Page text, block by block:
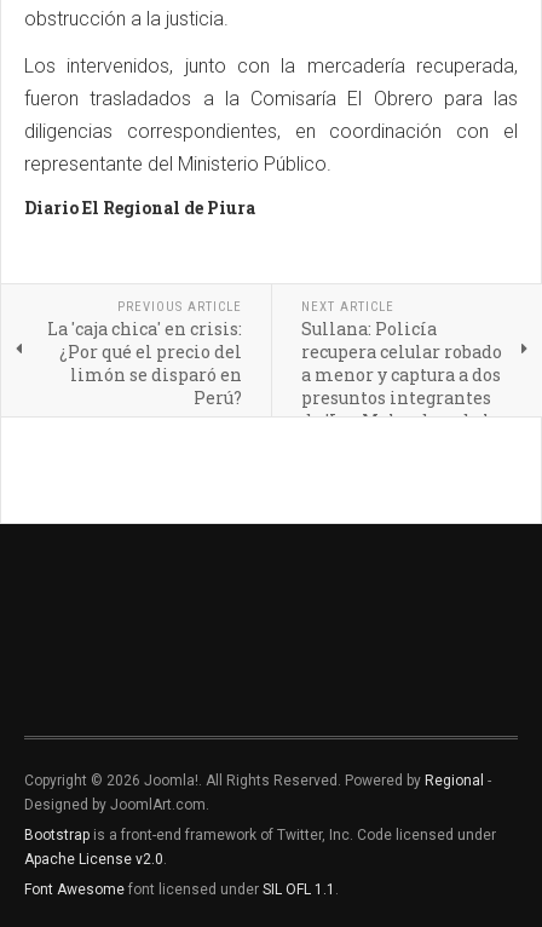
obstrucción a la justicia.
Los intervenidos, junto con la mercadería recuperada,
fueron trasladados a la Comisaría El Obrero para las
diligencias correspondientes, en coordinación con el
representante del Ministerio Público.
Diario El Regional de Piura
PREVIOUS ARTICLE
La 'caja chica' en crisis:
¿Por qué el precio del
limón se disparó en
Perú?
NEXT ARTICLE
Sullana: Policía
recupera celular robado
a menor y captura a dos
presuntos integrantes
de 'Los Malandros de la
Copyright © 2026 Joomla!. All Rights Reserved. Powered by Regional -
Designed by JoomlArt.com.
Bootstrap is a front-end framework of Twitter, Inc. Code licensed under
Apache License v2.0.
Font Awesome font licensed under SIL OFL 1.1 .